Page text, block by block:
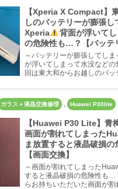
【Xperia X Compact】
しのバッテリーが膨張し
Xperia
背面が浮いて
の危険性も…？【バッテ
～バッテリーが膨張してし
が浮いてしまって水没など
回は東大和からお越しのバッ
ガラス＋液晶交換修理 Huawei P30lite
【Huawei P30 Lite】青
画面が割れてしまった
ま放置すると液晶破損の
【画面交換】
～画面が割れてしまった
すると液晶破損の危険性も…
らお持ちいただいた画面が割